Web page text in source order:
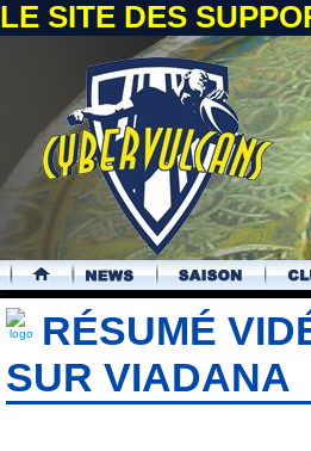
LE SITE DES
.
RÉSUMÉ
SUR VIADANA